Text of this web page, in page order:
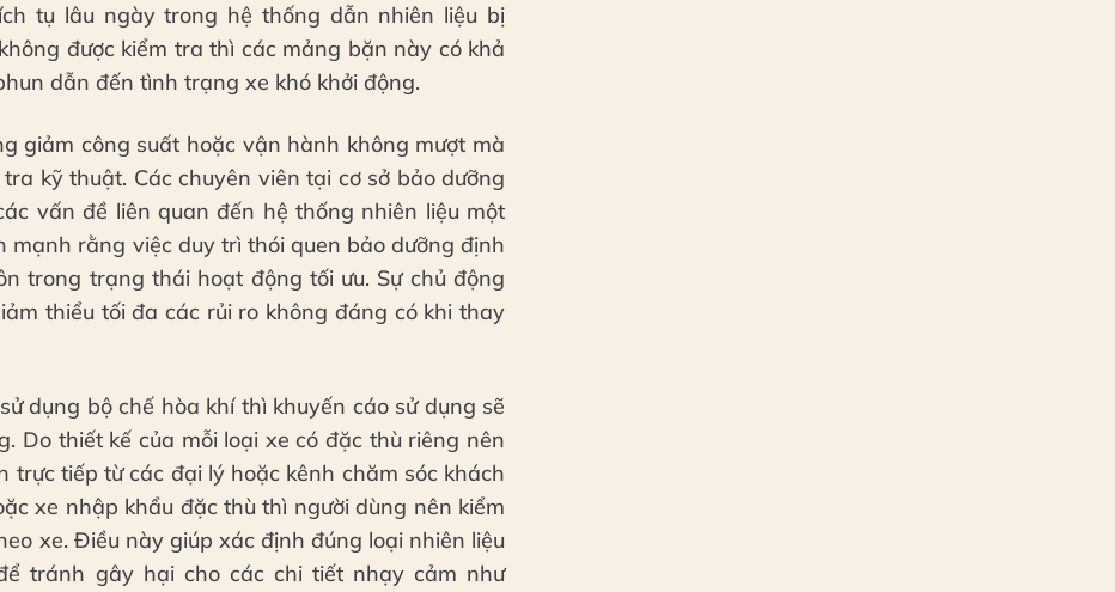
tụ lâu ngày trong hệ thống dẫn nhiên liệu bị
được kiểm tra thì các mảng bặn này có khả
dẫn đến tình trạng xe khó khởi động.
giảm công suất hoặc vận hành không mượt mà
kỹ thuật. Các chuyên viên tại cơ sở bảo dưỡng
vấn đề liên quan đến hệ thống nhiên liệu một
mạnh rằng việc duy trì thói quen bảo dưỡng định
trong trạng thái hoạt động tối ưu. Sự chủ động
thiểu tối đa các rủi ro không đáng có khi thay
dụng bộ chế hòa khí thì khuyến cáo sử dụng sẽ
Do thiết kế của mỗi loại xe có đặc thù riêng nên
trực tiếp từ các đại lý hoặc kênh chăm sóc khách
xe nhập khẩu đặc thù thì người dùng nên kiểm
xe. Điều này giúp xác định đúng loại nhiên liệu
tránh gây hại cho các chi tiết nhạy cảm như